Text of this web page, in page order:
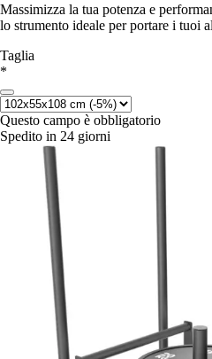
Massimizza la tua potenza e
lo strumento ideale per portare i tuoi
Taglia
*
Questo campo è obbligatorio
Spedito in 24 giorni